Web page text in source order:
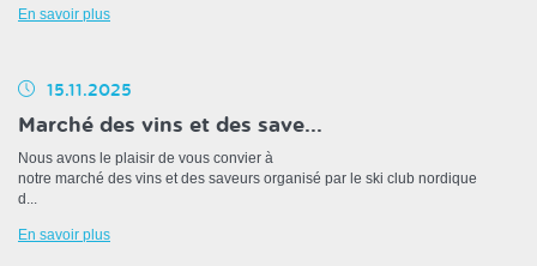
En savoir plus
15.11.2025
Marché des vins et des save...
Nous avons le plaisir de vous convier à
notre marché des vins et des saveurs organisé par le ski club nordique
d...
En savoir plus